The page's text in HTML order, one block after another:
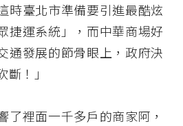
時臺北市準備要引進最酷炫
捷運系統」，而中華商場好
通發展的節骨眼上，政府決
！」
了裡面一千多戶的商家阿，